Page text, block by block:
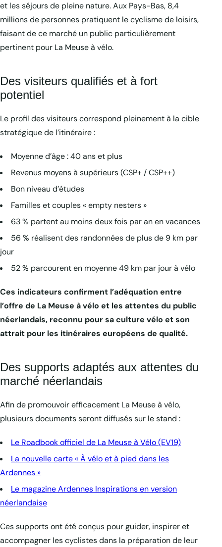
et les séjours de pleine nature. Aux Pays-Bas, 8,4
millions de personnes pratiquent le cyclisme de loisirs,
faisant de ce marché un public particulièrement
pertinent pour La Meuse à vélo.
Des visiteurs qualifiés et à fort
potentiel
Le profil des visiteurs correspond pleinement à la cible
stratégique de l’itinéraire :
Moyenne d’âge : 40 ans et plus
Revenus moyens à supérieurs (CSP+ / CSP++)
Bon niveau d’études
Familles et couples « empty nesters »
63 % partent au moins deux fois par an en vacances
56 % réalisent des randonnées de plus de 9 km par
jour
52 % parcourent en moyenne 49 km par jour à vélo
Ces indicateurs confirment l’adéquation entre
l’offre de La Meuse à vélo et les attentes du public
néerlandais, reconnu pour sa culture vélo et son
attrait pour les itinéraires européens de qualité.
Des supports adaptés aux attentes du
marché néerlandais
Afin de promouvoir efficacement La Meuse à vélo,
plusieurs documents seront diffusés sur le stand :
Le Roadbook officiel de La Meuse à Vélo (EV19)
La nouvelle carte « À vélo et à pied dans les
Ardennes »
Le magazine Ardennes Inspirations en version
néerlandaise
Ces supports ont été conçus pour guider, inspirer et
accompagner les cyclistes dans la préparation de leur